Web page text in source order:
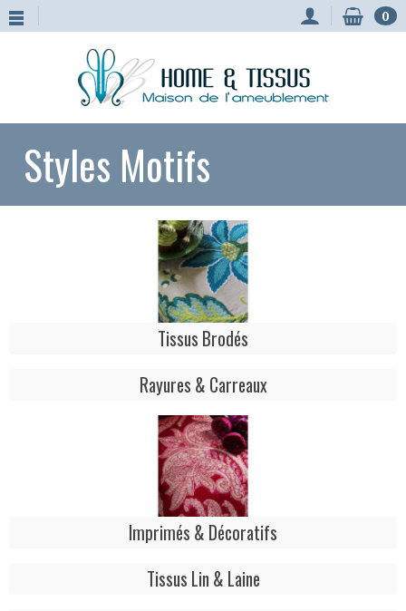
0
Styles Motifs
Tissus Brodés
Rayures & Carreaux
Imprimés & Décoratifs
Tissus Lin & Laine